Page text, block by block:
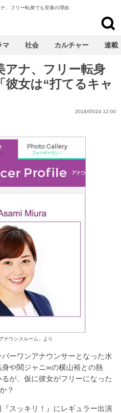
、フリー転身でも安泰の理由
アナ、フリー転身
彼女は“打てるキャ
2018/05/24 12:00
ナウンスルーム」より
ーワンアナウンサーとなった水
身や関ジャニ∞の横山裕との熱
が、仮に彼女がフリーになった
？
スッキリ！』にレギュラー出演
マ 社会 カルチャー 連載